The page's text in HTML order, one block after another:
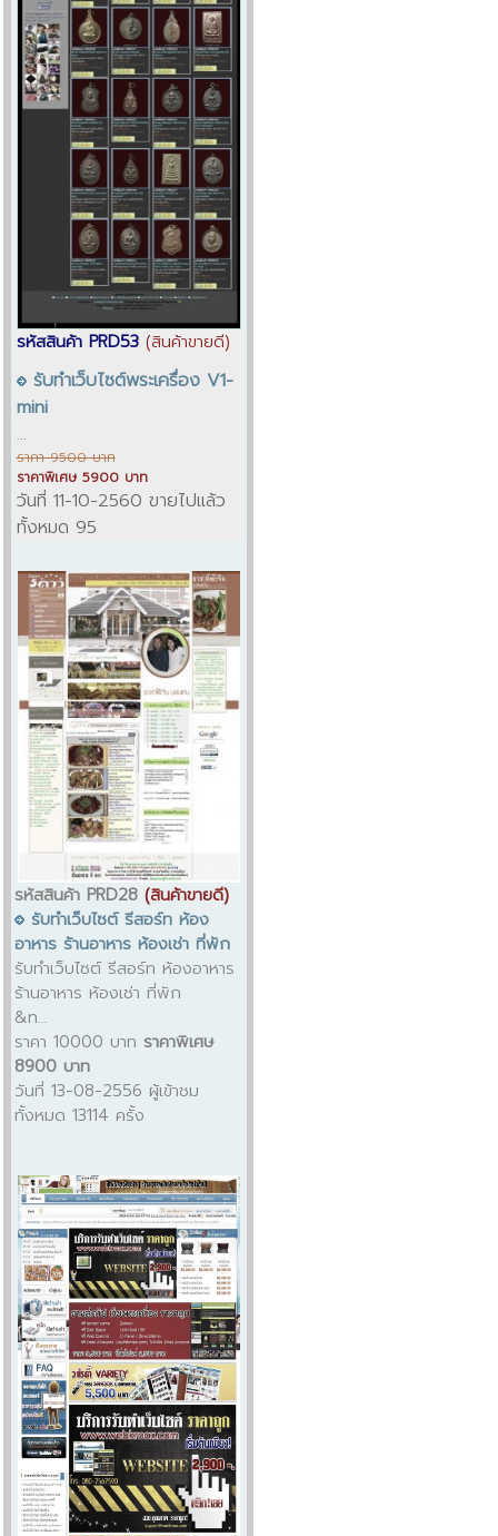
รหัสสินค้า PRD53 (สินค้าขายดี)
รับทำเว็บไซต์พระเครื่อง V1-
mini
...
ราคา 9500 บาท
ราคาพิเศษ 5900 บาท
วันที่ 11-10-2560 ขายไปแล้ว
ทั้งหมด 95
รหัสสินค้า PRD28 (สินค้าขายดี)
รับทำเว็บไซต์ รีสอร์ท ห้อง
อาหาร ร้านอาหาร ห้องเช่า ที่พัก
รับทำเว็บไซต์ รีสอร์ท ห้องอาหาร
ร้านอาหาร ห้องเช่า ที่พัก
&n...
ราคา 10000 บาท ราคาพิเศษ
8900 บาท
วันที่ 13-08-2556 ผู้เข้าชม
ทั้งหมด 13114 ครั้ง